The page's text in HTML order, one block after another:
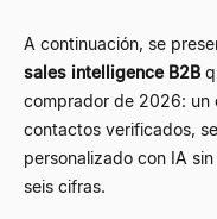
A continuación, se
sales intelligence B2B
comprador de 2026: un
contactos verificados,
personalizado con IA
seis cifras.